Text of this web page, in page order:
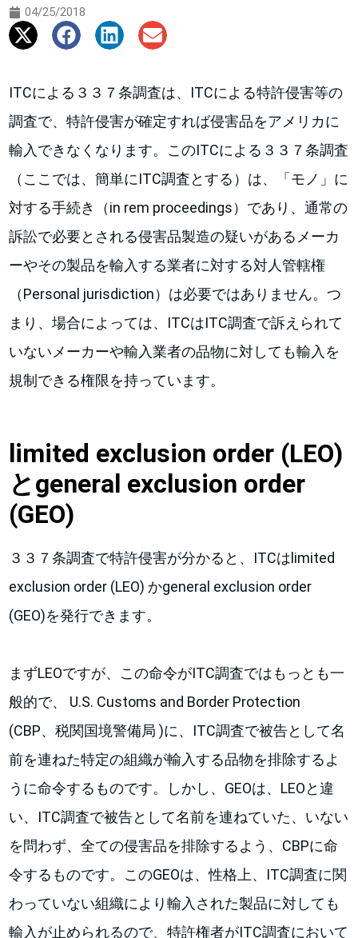
04/25/2018
ITCによる３３７条調査は、ITCによる特許侵害等の
調査で、特許侵害が確定すれば侵害品をアメリカに
輸入できなくなります。このITCによる３３７条調査
（ここでは、簡単にITC調査とする）は、「モノ」に
対する手続き（in rem proceedings）であり、通常の
訴訟で必要とされる侵害品製造の疑いがあるメーカ
ーやその製品を輸入する業者に対する対人管轄権
（Personal jurisdiction）は必要ではありません。つ
まり、場合によっては、ITCはITC調査で訴えられて
いないメーカーや輸入業者の品物に対しても輸入を
規制できる権限を持っています。
limited exclusion order (LEO)
とgeneral exclusion order
(GEO)
３３７条調査で特許侵害が分かると、ITCはlimited
exclusion order (LEO) かgeneral exclusion order
(GEO)を発行できます。
まずLEOですが、この命令がITC調査ではもっとも一
般的で、 U.S. Customs and Border Protection
(CBP、税関国境警備局 )に、ITC調査で被告として名
前を連ねた特定の組織が輸入する品物を排除するよ
うに命令するものです。しかし、GEOは、LEOと違
い、ITC調査で被告として名前を連ねていた、いない
を問わず、全ての侵害品を排除するよう、CBPに命
令するものです。このGEOは、性格上、ITC調査に関
わっていない組織により輸入された製品に対しても
輸入が止められるので、特許権者がITC調査において